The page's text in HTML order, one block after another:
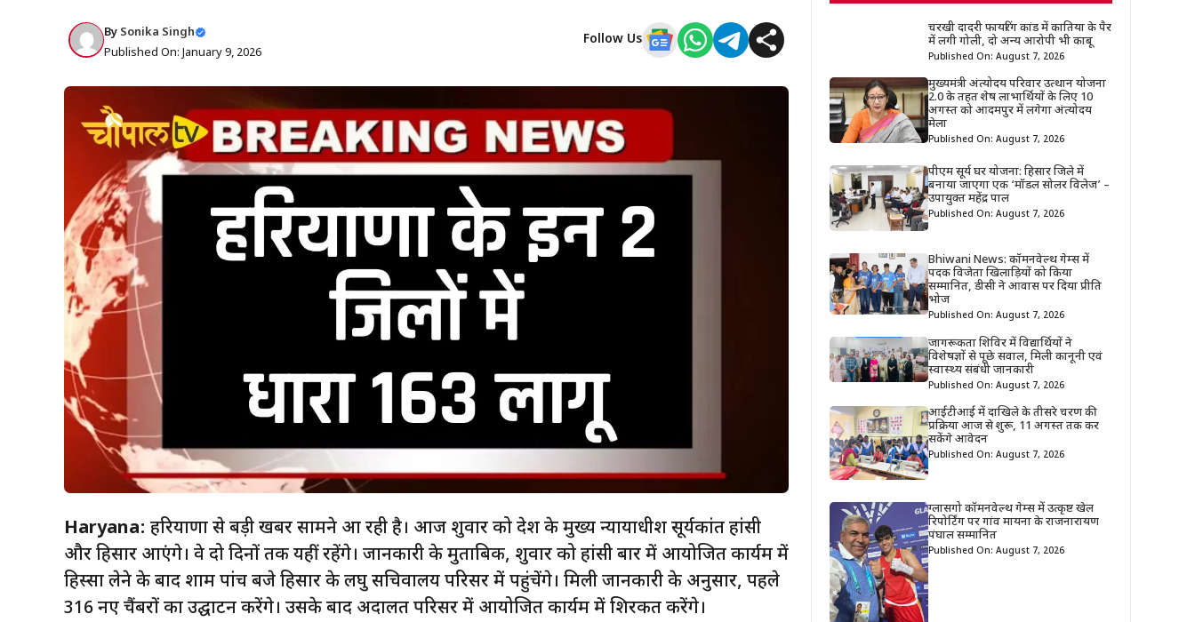
By Sonika Singh
Published On: January 9, 2026
Follow Us
Haryana: हरियाणा से बड़ी खबर सामने आ रही है। आज शुक्रवार को देश के मुख्य न्यायाधीश सूर्यकांत हांसी
और हिसार आएंगे। वे दो दिनों तक यहीं रहेंगे। जानकारी के मुताबिक, शुक्रवार को हांसी बार में आयोजित कार्यक्रम में
हिस्सा लेने के बाद शाम पांच बजे हिसार के लघु सचिवालय परिसर में पहुंचेंगे। मिली जानकारी के अनुसार, पहले
316 नए चैंबरों का उद्घाटन करेंगे। उसके बाद अदालत परिसर में आयोजित कार्यक्रम में शिरकत करेंगे।
चरखी दादरी फायरिंग कांड में कातिया के पैर
में लगी गोली, दो अन्य आरोपी भी काबू
Published On: August 7, 2026
मुख्यमंत्री अंत्योदय परिवार उत्थान योजना
2.0 के तहत शेष लाभार्थियों के लिए 10
अगस्त को आदमपुर में लगेगा अंत्योदय
मेला
Published On: August 7, 2026
पीएम सूर्य घर योजना: हिसार जिले में
बनाया जाएगा एक ‘मॉडल सोलर विलेज’ –
उपायुक्त महेंद्र पाल
Published On: August 7, 2026
Bhiwani News: कॉमनवेल्थ गेम्स में
पदक विजेता खिलाड़ियों को किया
सम्मानित, डीसी ने आवास पर दिया प्रीति
भोज
Published On: August 7, 2026
जागरूकता शिविर में विद्यार्थियों ने
विशेषज्ञों से पूछे सवाल, मिली कानूनी एवं
स्वास्थ्य संबंधी जानकारी
Published On: August 7, 2026
आईटीआई में दाखिले के तीसरे चरण की
प्रक्रिया आज से शुरू, 11 अगस्त तक कर
सकेंगे आवेदन
Published On: August 7, 2026
ग्लासगो कॉमनवेल्थ गेम्स में उत्कृष्ट खेल
रिपोर्टिंग पर गांव मायना के राजनारायण
पंघाल सम्मानित
Published On: August 7, 2026